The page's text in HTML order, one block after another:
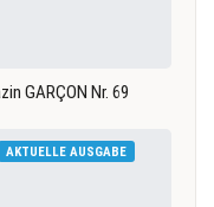
GARÇON Nr. 69
AKTUELLE AUSGABE